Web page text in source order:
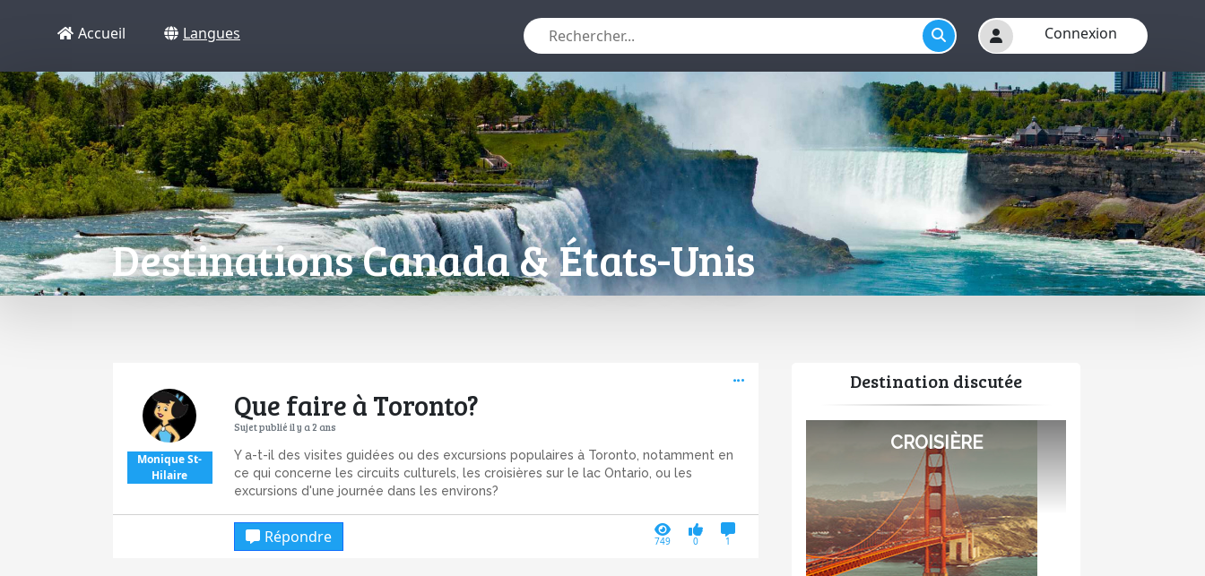
Accueil Langues Connexion
Destinations Canada & États-Unis
Activer menu
Monique St-
Hilaire
Que faire à Toronto?
Sujet publié il y a 2 ans
Y a-t-il des visites guidées ou des excursions populaires à Toronto, notamment en
ce qui concerne les circuits culturels, les croisières sur le lac Ontario, ou les
excursions d'une journée dans les environs?
Répondre 749 0 1
Destination discutée
CROISIÈRE